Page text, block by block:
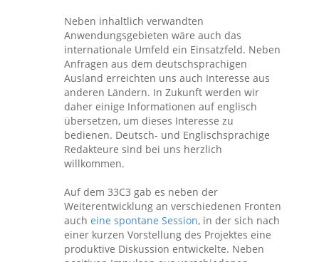
Neben inhaltlich verwandten
Anwendungsgebieten wäre auch das
internationale Umfeld ein Einsatzfeld. Neben
Anfragen aus dem deutschsprachigen
Ausland erreichten uns auch Interesse aus
anderen Ländern. In Zukunft werden wir
daher einige Informationen auf englisch
übersetzen, um dieses Interesse zu
bedienen. Deutsch- und Englischsprachige
Redakteure sind bei uns herzlich
willkommen.
Auf dem 33C3 gab es neben der
Weiterentwicklung an verschiedenen Fronten
auch eine spontane Session, in der sich nach
einer kurzen Vorstellung des Projektes eine
produktive Diskussion entwickelte. Neben